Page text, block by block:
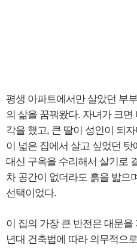
평생 아파트에서만 살았던 부
의 삶을 꿈꿔왔다. 자녀가 크
각을 했고, 큰 딸이 성인이 되
이 넓은 집에서 살고 싶었던
대신 구옥을 수리해서 살기로
차 공간이 없더라도 흙을 밟으
선택이었다.
이 집의 가장 큰 반전은 대문을
년대 건축법에 따라 의무적으